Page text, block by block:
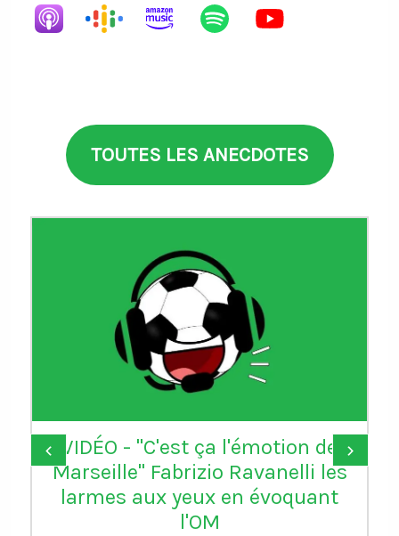
TOUTES LES ANECDOTES
VIDÉO - "C'est ça l'émotion de
Marseille" Fabrizio Ravanelli les
larmes aux yeux en évoquant
l'OM
‹ ›